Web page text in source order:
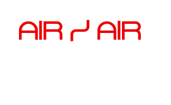
AIR / AIR